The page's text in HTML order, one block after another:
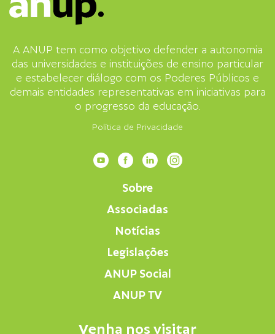
A ANUP tem como objetivo defender a autonomia
das universidades e instituições de ensino particular
e estabelecer diálogo com os Poderes Públicos e
demais entidades representativas em iniciativas para
o progresso da educação.
Política de Privacidade
Sobre
Associadas
Notícias
Legislações
ANUP Social
ANUP TV
Venha nos visitar